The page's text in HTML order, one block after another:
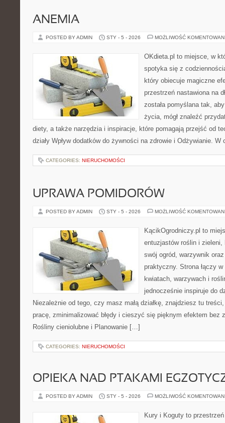
ANEMIA
POSTED BY ADMIN STY - 5 - 2026 MOŻLIWOŚĆ
OKdieta.pl to miejsce, w
spotyka się z
który obiecuje magiczne
przestrzeń nastawiona na
została pomyślana tak,
życia, mógł znaleźć
diety, a także narzędzia i inspiracje, które pomagają przejść od
działy Wpływ dodatków do żywności na zdrowie i Odżywianie.
CATEGORIES: NIERUCHOMOŚCI
UPRAWA POMIDORÓW
POSTED BY ADMIN STY - 5 - 2026 MOŻLIWOŚĆ
KącikOgrodniczy.pl to
entuzjastów roślin i
swój ogród, warzywnik
praktyczny. Strona łączy
kwiatach, warzywach i
jednocześnie inspiruje do
Niezależnie od tego, czy masz małą działkę, znajdziesz tu
pracę, zminimalizować błędy i cieszyć się pięknym efektem bez
Rośliny cieniolubne i Planowanie […]
CATEGORIES: NIERUCHOMOŚCI
OPIEKA NAD PTAKAMI
POSTED BY ADMIN STY - 5 - 2026 MOŻLIWOŚĆ
Kury i Koguty to